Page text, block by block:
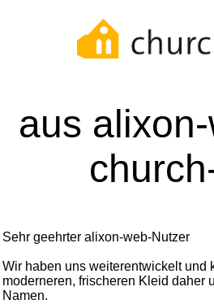
aus
Sehr geehrter alixon-web-Nutzer
Wir haben uns weiterentwickelt und
moderneren, frischeren Kleid daher
Namen.